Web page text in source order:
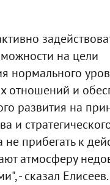
на цели
нормального
отношений и
развития на
и
не прибегать к
атмосферу
- сказал Елисеев.